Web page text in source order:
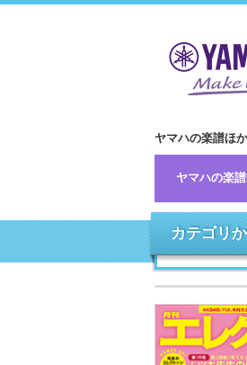
ヤマハの楽譜ほ
ヤマハの楽
カテゴリ